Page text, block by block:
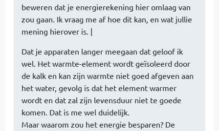
beweren dat je energierekening hier omlaag van
zou gaan. Ik vraag me af hoe dit kan, en wat jullie
mening hierover is. |
Dat je apparaten langer meegaan dat geloof ik
wel. Het warmte-element wordt geïsoleerd door
de kalk en kan zijn warmte niet goed afgeven aan
het water, gevolg is dat het element warmer
wordt en dat zal zijn levensduur niet te goede
komen. Dat is me wel duidelijk.
Maar waarom zou het energie besparen? De